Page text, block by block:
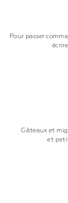
Gâteaux et
et
Pour passer